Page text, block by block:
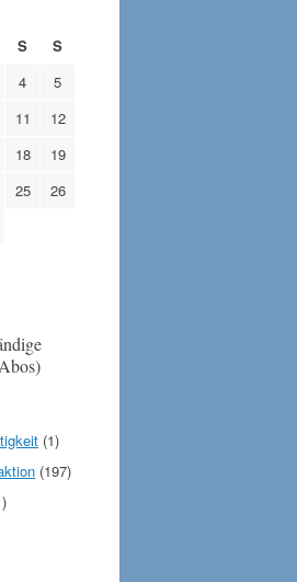
S
S
4
5
11
12
18
19
25
26
(1)
(197)